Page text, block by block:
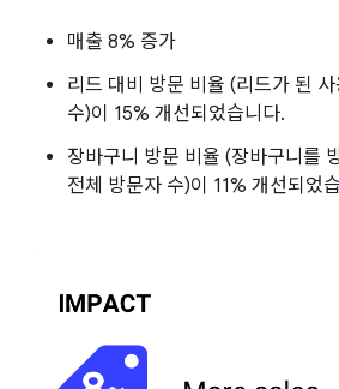
매출 8% 증가
리드 대비 방문 비율 (리드가 된
수)이 15% 개선되었습니다.
장바구니 방문 비율 (장바구니를
전체 방문자 수)이 11% 개선되었